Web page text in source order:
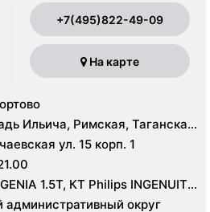
+7(495)822-49-09
На карте
Ильича, Римская, Таганская,
ул. 15 корп. 1
1.5Т, КТ Philips INGENUITY
округ